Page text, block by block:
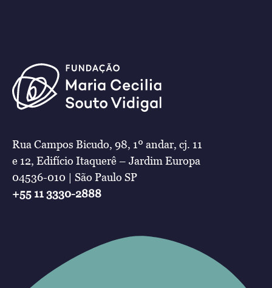
Rua Campos Bicudo, 98, 1º andar, cj. 11
e 12, Edifício Itaquerê – Jardim Europa
04536-010 | São Paulo SP
+55 11 3330-2888